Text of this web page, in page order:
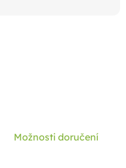
Možnosti doručení